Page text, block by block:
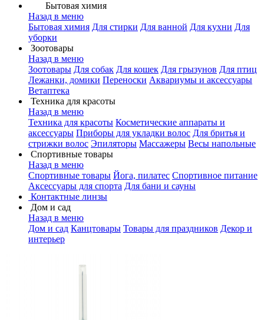
Бытовая химия
Назад в меню
Бытовая химия Для стирки Для ванной Для кухни Для
уборки
Зоотовары
Назад в меню
Зоотовары Для собак Для кошек Для грызунов Для птиц
Лежанки, домики Переноски Аквариумы и аксессуары
Ветаптека
Техника для красоты
Назад в меню
Техника для красоты Косметические аппараты и
аксессуары Приборы для укладки волос Для бритья и
стрижки волос Эпиляторы Массажеры Весы напольные
Спортивные товары
Назад в меню
Спортивные товары Йога, пилатес Спортивное питание
Аксессуары для спорта Для бани и сауны
Контактные линзы
Дом и сад
Назад в меню
Дом и сад Канцтовары Товары для праздников Декор и
интерьер